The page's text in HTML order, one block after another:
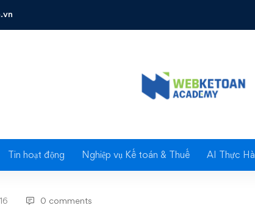
Tin hoạt động Nghiệp vụ Kế toán & Thuế AI Thực
thu không có khả năng thu hồi– Thuế TNDN
0 comments